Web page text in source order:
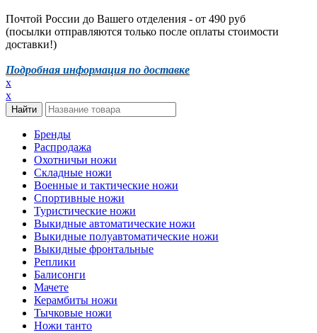
Почтой России до Вашего отделения - от 490 руб
(посылки отправляются только после оплаты стоимости
доставки!)
Подробная информация по доставке
x
x
Бренды
Распродажа
Охотничьи ножи
Складные ножи
Военные и тактические ножи
Спортивные ножи
Туристические ножи
Выкидные автоматические ножи
Выкидные полуавтоматические ножи
Выкидные фронтальные
Реплики
Балисонги
Мачете
Керамбиты ножи
Тычковые ножи
Ножи танто